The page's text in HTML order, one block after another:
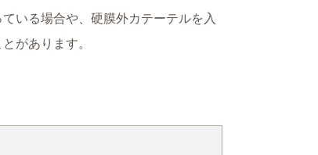
いる場合や、硬膜外カテーテルを入
があります。